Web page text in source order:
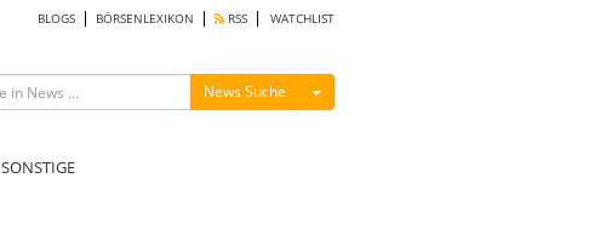
BLOGS BÖRSENLEXIKON RSS WATCHLIST
News Suche Menü ein-/ausblenden
SONSTIGE